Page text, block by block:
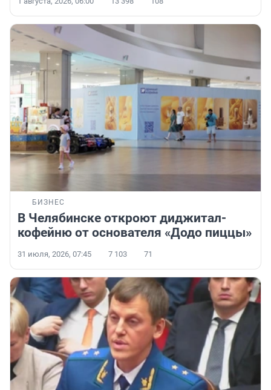
БИЗНЕС
В Челябинске откроют диджитал-
кофейню от основателя «Додо пиццы»
31 июля, 2026, 07:45 7 103 71